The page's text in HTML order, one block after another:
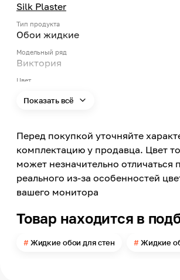
Silk Plaster
Тип продукта
Обои жидкие
Модельный ряд
Виктория
Цвет
Номер цвета
715
Поверхность
Рельефная
Типы помещений
Сухие помещения
Поверхность применения
Стена, Потолок
Показать всё
Перед покупкой уточняйте
комплектацию у продавца. Цвет
может незначительно отличаться
реального из-за особенностей
вашего монитора
Товар находится в
Жидкие обои для стен Жидкие